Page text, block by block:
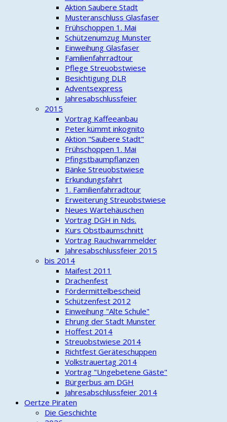
Aktion Saubere Stadt
Musteranschluss Glasfaser
Frühschoppen 1. Mai
Schützenumzug Munster
Einweihung Glasfaser
Familienfahrradtour
Pflege Streuobstwiese
Besichtigung DLR
Adventsexpress
Jahresabschlussfeier
2015
Vortrag Kaffeeanbau
Peter kümmt inkognito
Aktion "Saubere Stadt"
Frühschoppen 1. Mai
Pfingstbaumpflanzen
Bänke Streuobstwiese
Erkundungsfahrt
1. Familienfahrradtour
Erweiterung Streuobstwiese
Neues Wartehäuschen
Vortrag DGH in Nds.
Kurs Obstbaumschnitt
Vortrag Rauchwarnmelder
Jahresabschlussfeier 2015
bis 2014
Maifest 2011
Drachenfest
Fördermittelbescheid
Schützenfest 2012
Einweihung "Alte Schule"
Ehrung der Stadt Munster
Hoffest 2014
Streuobstwiese 2014
Richtfest Geräteschuppen
Volkstrauertag 2014
Vortrag "Ungebetene Gäste"
Bürgerbus am DGH
Jahresabschlussfeier 2014
Oertze Piraten
Die Geschichte